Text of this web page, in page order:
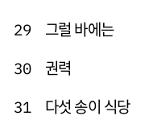
29 그럴 바에는
30 권력
31 다섯 송이 식당